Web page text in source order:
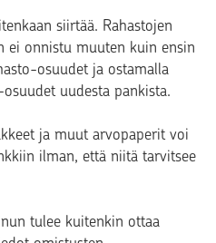
siirtää. Rahastojen
ei onnistu muuten kuin ensin
osuudet ja ostamalla
uudesta pankista.
ja muut arvopaperit voi
ilman, että niitä tarvitsee
tulee kuitenkin ottaa